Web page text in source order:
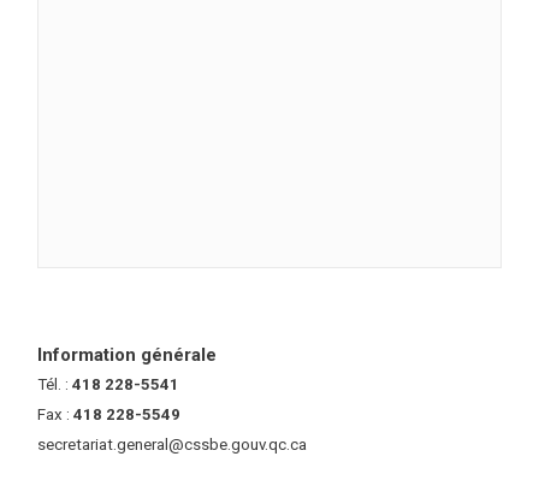
Information générale
Tél. :418 228-5541
Fax :418 228-5549
secretariat.general@cssbe.gouv.qc.ca